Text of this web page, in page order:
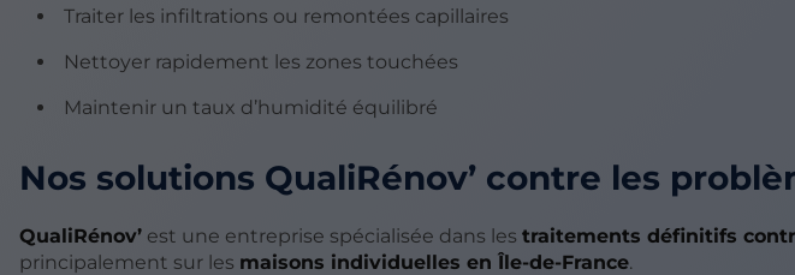
Traiter les infiltrations ou remontées capillaires
Nettoyer rapidement les zones touchées
Maintenir un taux d’humidité équilibré
Nos solutions QualiRénov’ contre les
QualiRénov’ est une entreprise spécialisée dans les traitements définitifs
principalement sur les maisons individuelles en Île-de-France.